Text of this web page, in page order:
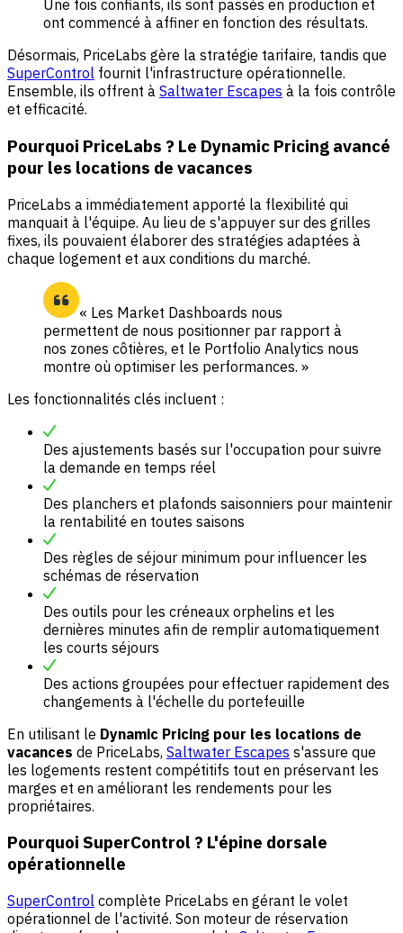
Une fois confiants, ils sont passés en production et
ont commencé à affiner en fonction des résultats.
Désormais, PriceLabs gère la stratégie tarifaire, tandis que
SuperControl fournit l'infrastructure opérationnelle.
Ensemble, ils offrent à Saltwater Escapes à la fois contrôle
et efficacité.
Pourquoi PriceLabs ? Le Dynamic Pricing avancé
pour les locations de vacances
PriceLabs a immédiatement apporté la flexibilité qui
manquait à l'équipe. Au lieu de s'appuyer sur des grilles
fixes, ils pouvaient élaborer des stratégies adaptées à
chaque logement et aux conditions du marché.
« Les Market Dashboards nous
permettent de nous positionner par rapport à
nos zones côtières, et le Portfolio Analytics nous
montre où optimiser les performances. »
Les fonctionnalités clés incluent :
Des ajustements basés sur l'occupation pour suivre
la demande en temps réel
Des planchers et plafonds saisonniers pour maintenir
la rentabilité en toutes saisons
Des règles de séjour minimum pour influencer les
schémas de réservation
Des outils pour les créneaux orphelins et les
dernières minutes afin de remplir automatiquement
les courts séjours
Des actions groupées pour effectuer rapidement des
changements à l'échelle du portefeuille
En utilisant le Dynamic Pricing pour les locations de
vacances de PriceLabs, Saltwater Escapes s'assure que
les logements restent compétitifs tout en préservant les
marges et en améliorant les rendements pour les
propriétaires.
Pourquoi SuperControl ? L'épine dorsale
opérationnelle
SuperControl complète PriceLabs en gérant le volet
opérationnel de l'activité. Son moteur de réservation